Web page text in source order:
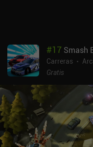
recomiendo #17 Smash
Carreras
Gratis